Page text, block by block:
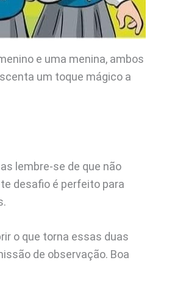
e uma menina, ambos
um toque mágico a
lembre-se de que não
desafio é perfeito para
o que torna essas duas
de observação. Boa